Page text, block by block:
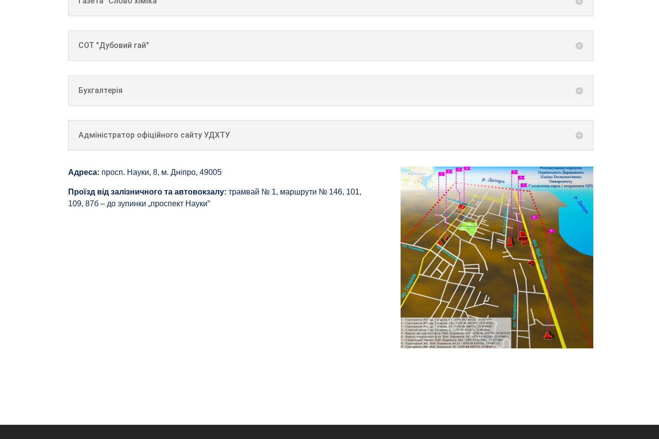
СОТ "Дубовий гай"
Бухгалтерія
Адміністратор офіційного сайту УДХТУ
Адреса: просп. Науки, 8, м. Дніпро, 49005
Проїзд від залізничного та автовокзалу: трамвай № 1, маршрути № 146, 101,
109, 87б – до зупинки „проспект Науки”